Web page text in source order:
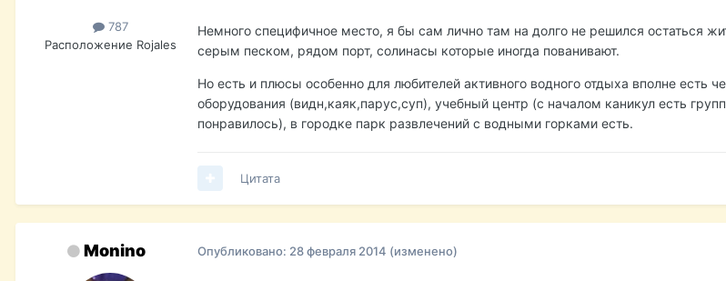
787
Расположение Rojales
Немного специфичное место, я бы сам лично там на долго не решился остаться
серым песком, рядом порт, солинасы которые иногда пованивают.
Но есть и плюсы особенно для любителей активного водного отдыха вполне есть
оборудования (видн,каяк,парус,суп), учебный центр (с началом каникул есть
понравилось), в городке парк развлечений с водными горками есть.
Цитата
Monino Опубликовано: 28 февраля 2014 (изменено)